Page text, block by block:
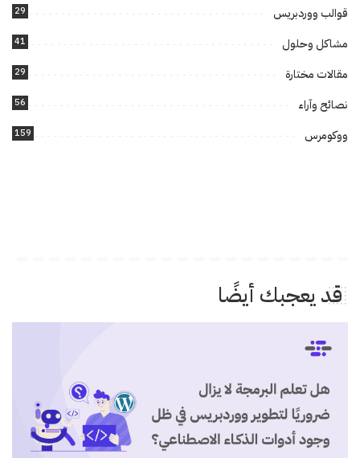
قوالب ووردبريس 29
مشاكل وحلول 41
مقالات مختارة 29
نصائح وآراء 56
ووكومرس 159
قد يعجبك أيضًا